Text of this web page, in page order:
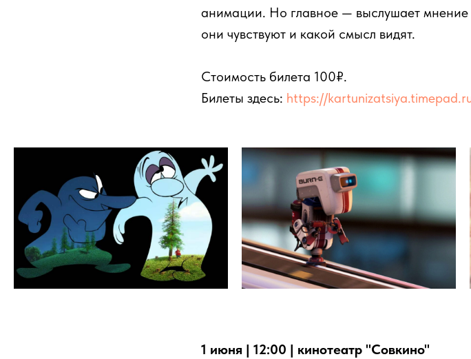
анимации. Но главное — выслушает мнение
они чувствуют и какой смысл видят.
Стоимость билета 100₽.
Билеты здесь: https://
1 июня | 12:00 | кинотеатр "Совкино"